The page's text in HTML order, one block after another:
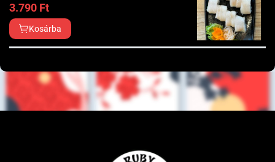
3.790 Ft
Kosárba